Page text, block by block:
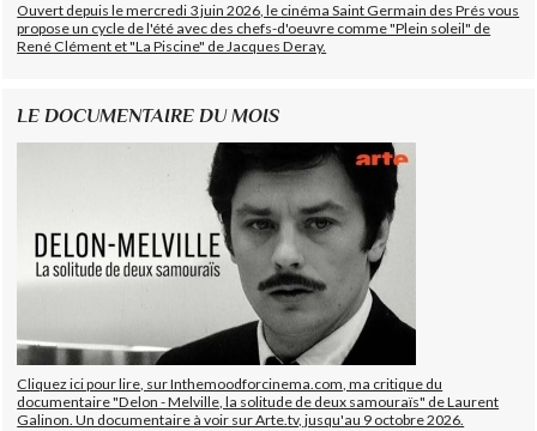
Ouvert depuis le mercredi 3 juin 2026, le cinéma Saint Germain des Prés vous
propose un cycle de l'été avec des chefs-d'oeuvre comme "Plein soleil" de
René Clément et "La Piscine" de Jacques Deray.
LE DOCUMENTAIRE DU MOIS
Cliquez ici pour lire, sur Inthemoodforcinema.com, ma critique du
documentaire "Delon - Melville, la solitude de deux samouraïs" de Laurent
Galinon. Un documentaire à voir sur Arte.tv, jusqu'au 9 octobre 2026.